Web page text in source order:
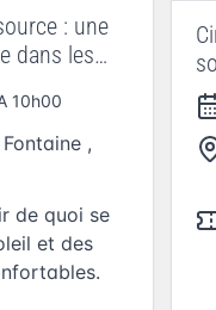
: une
dans les
de La
10h00
,
de quoi se
et des